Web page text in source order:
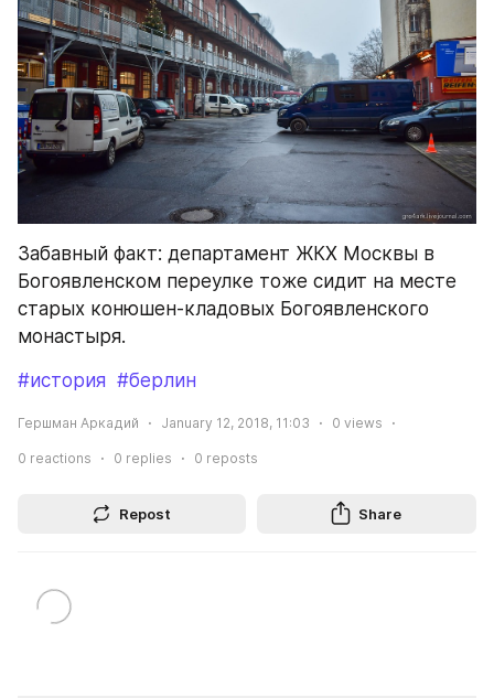
Забавный факт: департамент ЖКХ Москвы в
Богоявленском переулке тоже сидит на месте
старых конюшен-кладовых Богоявленского
монастыря.
#история #берлин
Гершман Аркадий January 12, 2018, 11:03 0 views
0 reactions 0 replies 0 reposts
Repost Share